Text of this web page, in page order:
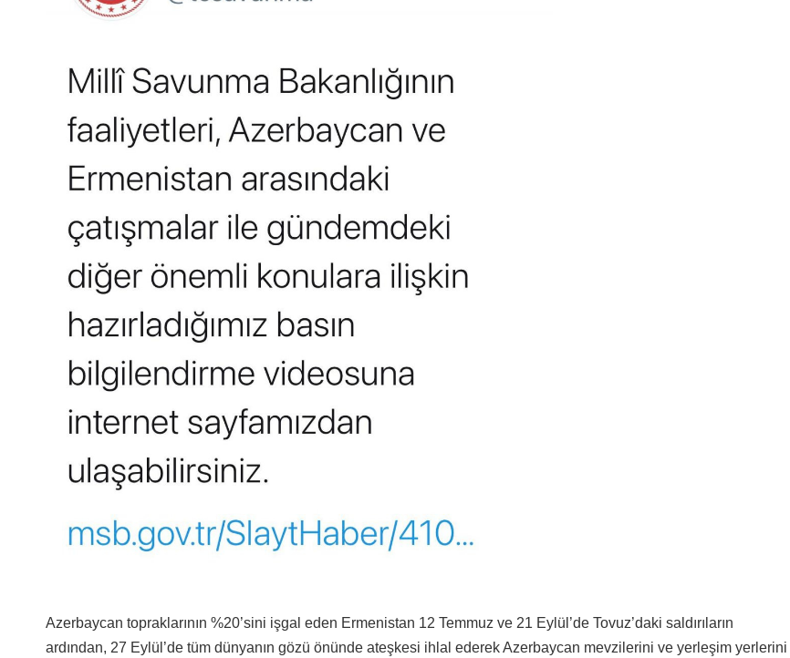
Azerbaycan topraklarının %20’sini işgal eden Ermenistan 12 Temmuz ve 21 Eylül’de Tovuz’daki saldırıların
ardından, 27 Eylül’de tüm dünyanın gözü önünde ateşkesi ihlal ederek Azerbaycan mevzilerini ve yerleşim yerlerini